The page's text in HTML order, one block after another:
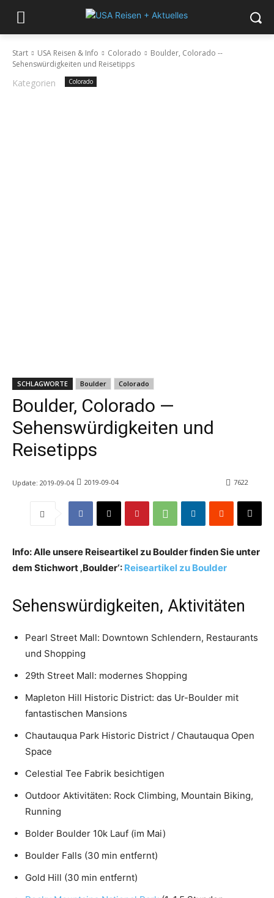
Start USA Reisen & Info Colorado
Boulder, Colorado --
Sehenswürdigkeiten und Reisetipps
Kategorien Colorado
SCHLAGWORTE Boulder Colorado
Boulder, Colorado —
Sehenswürdigkeiten und
Reisetipps
Update: 2019-09-04 2019-09-04 7622
Info: Alle unsere Reiseartikel zu Boulder finden Sie unter
dem Stichwort ‚Boulder‘: Reiseartikel zu Boulder
Sehenswürdigkeiten, Aktivitäten
Pearl Street Mall: Downtown Schlendern, Restaurants
und Shopping
29th Street Mall: modernes Shopping
Mapleton Hill Historic District: das Ur-Boulder mit
fantastischen Mansions
Chautauqua Park Historic District / Chautauqua Open
Space
Celestial Tee Fabrik besichtigen
Outdoor Aktivitäten: Rock Climbing, Mountain Biking,
Running
Bolder Boulder 10k Lauf (im Mai)
Boulder Falls (30 min entfernt)
Gold Hill (30 min entfernt)